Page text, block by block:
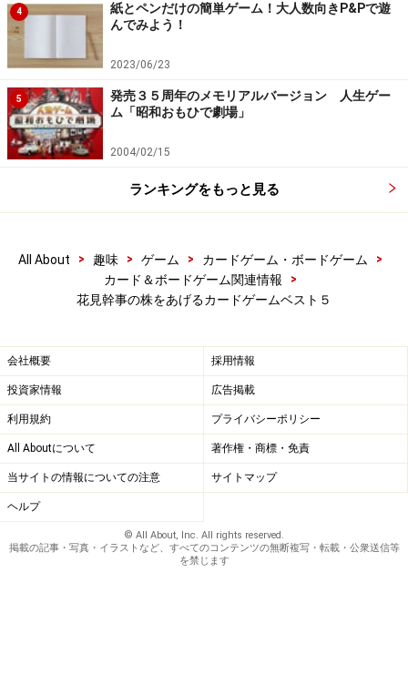
4
紙とペンだけの簡単ゲーム！大人数向きP&Pで遊
んでみよう！
2023/06/23
5
発売３５周年のメモリアルバージョン 人生ゲー
ム「昭和おもひで劇場」
2004/02/15
ランキングをもっと見る
All About > 趣味 > ゲーム > カードゲーム・ボードゲーム
>
カード＆ボードゲーム関連情報
>
花見幹事の株をあげるカードゲームベスト５
会社概要 採用情報
投資家情報 広告掲載
利用規約 プライバシーポリシー
All Aboutについて 著作権・商標・免責
当サイトの情報についての注意 サイトマップ
ヘルプ
© All About, Inc. All rights reserved.
掲載の記事・写真・イラストなど、すべてのコンテンツの無断複写・転載・公衆送信等
を禁じます